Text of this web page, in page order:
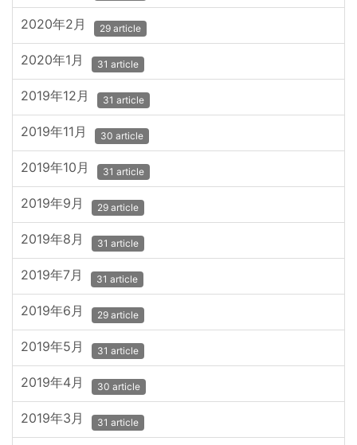
2020年2月 29 article
2020年1月 31 article
2019年12月 31 article
2019年11月 30 article
2019年10月 31 article
2019年9月 29 article
2019年8月 31 article
2019年7月 31 article
2019年6月 29 article
2019年5月 31 article
2019年4月 30 article
2019年3月 31 article